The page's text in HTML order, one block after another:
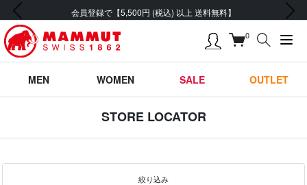
会員登録で【5,500円 (税込) 以上 送料無料】
前の画像 次の画像
0
MEN WOMEN SALE OUTLET
STORE LOCATOR
絞り込み